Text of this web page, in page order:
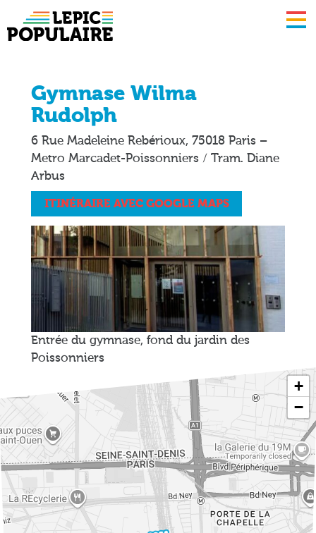
Lepic
Gymnase Wilma
Rudolph
6 Rue Madeleine Rebérioux, 75018 Paris –
Metro Marcadet-Poissonniers / Tram. Diane
Arbus
ITINÉRAIRE AVEC GOOGLE MAPS
Entrée du gymnase, fond du jardin des
Poissonniers
+
−